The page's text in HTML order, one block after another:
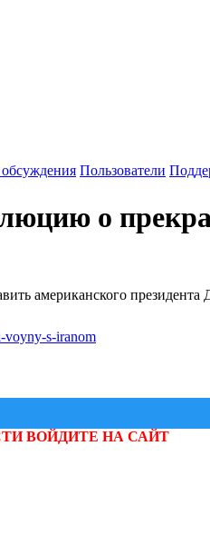
Пользователи
о
американского
voyny-s-iranom
ВОЙДИТЕ НА САЙТ